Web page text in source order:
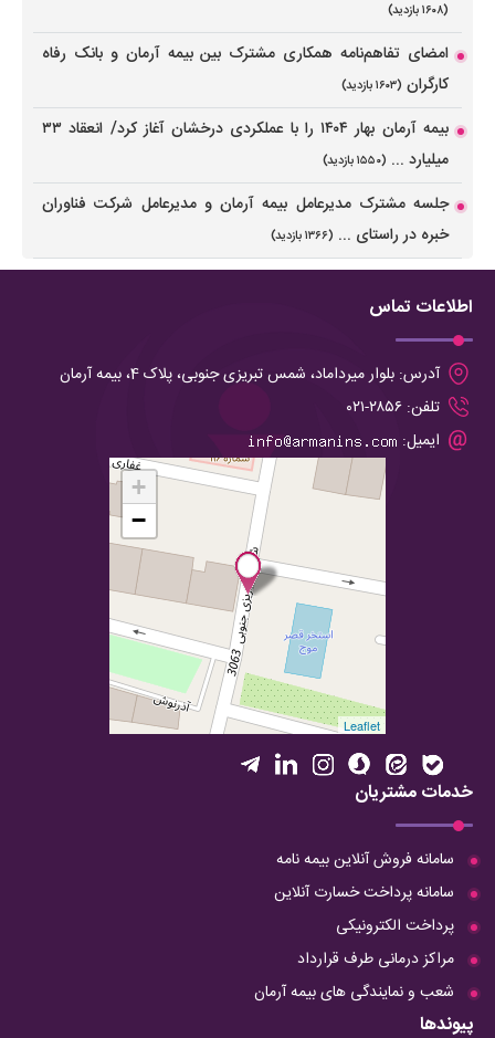
(۱۶۰۸ بازدید)
امضای تفاهم‌نامه همکاری مشترک بین بیمه آرمان و بانک رفاه
کارگران (۱۶۰۳ بازدید)
بیمه آرمان بهار ۱۴۰۴ را با عملکردی درخشان آغاز کرد/ انعقاد ۳۳
میلیارد ... (۱۵۵۰ بازدید)
جلسه مشترک مدیرعامل بیمه آرمان و مدیرعامل شرکت فناوران
خبره در راستای ... (۱۳۶۶ بازدید)
اطلاعات تماس
آدرس: بلوار میرداماد، شمس تبریزی جنوبی، پلاک 4، بیمه آرمان
تلفن: ۲۸۵۶-۰۲۱
ایمیل:
+
−
Leaflet
خدمات مشتریان
سامانه فروش آنلاین بیمه نامه
سامانه پرداخت خسارت آنلاین
پرداخت الکترونیکی
مراکز درمانی طرف قرارداد
شعب و نمایندگی های بیمه آرمان
پیوندها